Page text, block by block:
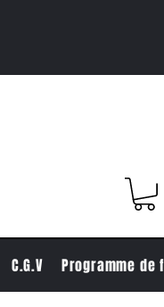
C.G.V Programme de